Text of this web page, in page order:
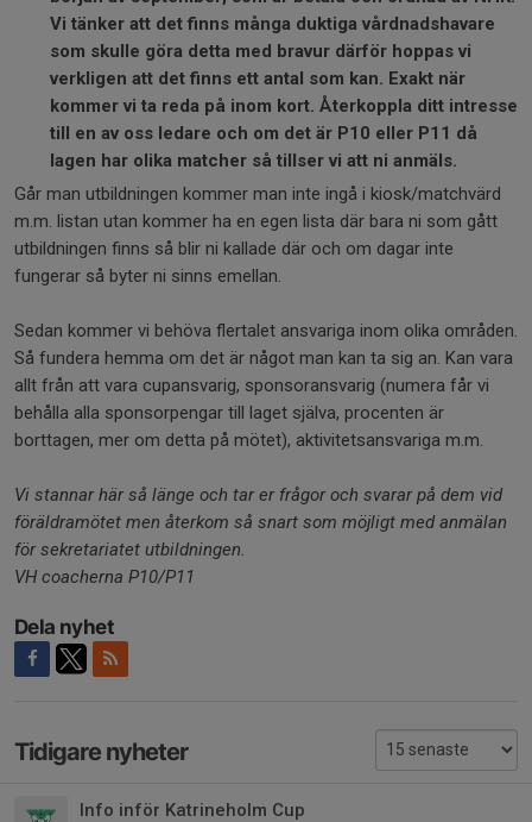
Vi tänker att det finns många duktiga vårdnadshavare
som skulle göra detta med bravur därför hoppas vi
verkligen att det finns ett antal som kan. Exakt när
kommer vi ta reda på inom kort. Återkoppla ditt intresse
till en av oss ledare och om det är P10 eller P11 då
lagen har olika matcher så tillser vi att ni anmäls.
Går man utbildningen kommer man inte ingå i kiosk/matchvärd
m.m. listan utan kommer ha en egen lista där bara ni som gått
utbildningen finns så blir ni kallade där och om dagar inte
fungerar så byter ni sinns emellan.
Sedan kommer vi behöva flertalet ansvariga inom olika områden.
Så fundera hemma om det är något man kan ta sig an. Kan vara
allt från att vara cupansvarig, sponsoransvarig (numera får vi
behålla alla sponsorpengar till laget själva, procenten är
borttagen, mer om detta på mötet), aktivitetsansvariga m.m.
Vi stannar här så länge och tar er frågor och svarar på dem vid
föräldramötet men återkom så snart som möjligt med anmälan
för sekretariatet utbildningen.
VH coacherna P10/P11
Dela nyhet
Tidigare nyheter
Info inför Katrineholm Cup